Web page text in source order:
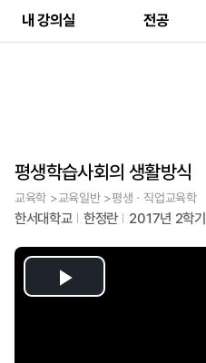
내 강의실 전공
평생학습사회의 생활방식
교육학 >교육일반 >평생ㆍ직업교육학
한서대학교 한정란 2017년 2학기
Play